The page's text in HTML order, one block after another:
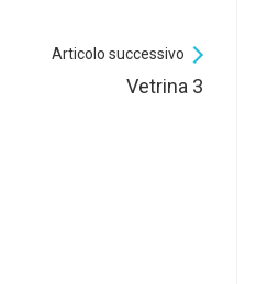
Articolo successivo
Vetrina 3